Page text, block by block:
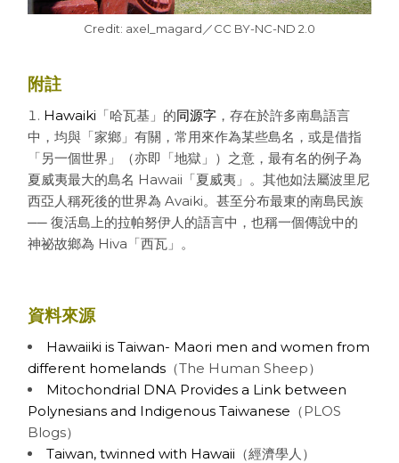
Credit: axel_magard／CC BY-NC-ND 2.0
附註
Hawaiki 「哈瓦基」的同源字 ，存在於許多南島語言
中，均與「家鄉」有關，常用來作為某些島名，或是借指
「另一個世界」（亦即「地獄」）之意，最有名的例子為
夏威夷最大的島名 Hawaii「夏威夷」。其他如法屬波里尼
西亞人稱死後的世界為 Avaiki。甚至分布最東的南島民族
── 復活島上的拉帕努伊人的語言中，也稱一個傳說中的
神祕故鄉為 Hiva「西瓦」。
資料來源
Hawaiiki is Taiwan- Maori men and women from
different homelands （The Human Sheep）
Mitochondrial DNA Provides a Link between
Polynesians and Indigenous Taiwanese （PLOS
Blogs）
Taiwan, twinned with Hawaii （經濟學人）